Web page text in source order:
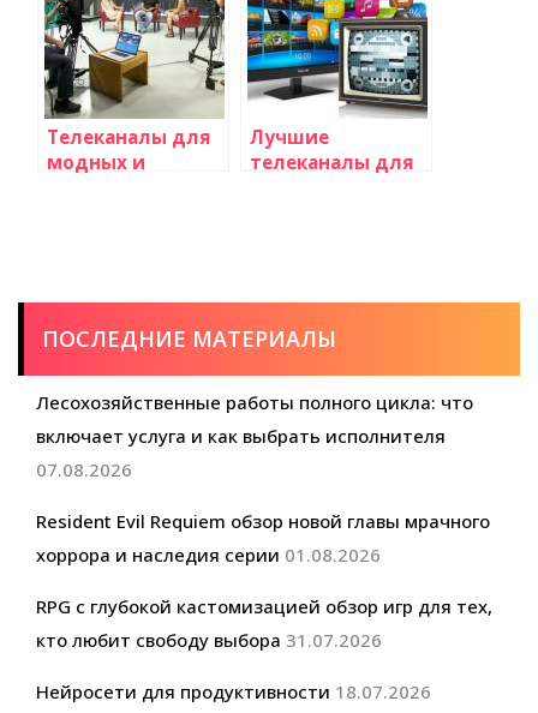
Телеканалы для
модных и
Лучшие
телеканалы для
ПОСЛЕДНИЕ МАТЕРИАЛЫ
Лесохозяйственные работы полного цикла: что
включает услуга и как выбрать исполнителя
07.08.2026
Resident Evil Requiem обзор новой главы мрачного
хоррора и наследия серии 01.08.2026
RPG с глубокой кастомизацией обзор игр для тех,
кто любит свободу выбора 31.07.2026
Нейросети для продуктивности 18.07.2026